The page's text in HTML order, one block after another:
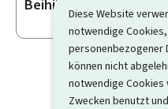
Diese Website
notwendige
personenbezogener
können nicht
notwendige
Zwecken benutzt
Beihilfen für das